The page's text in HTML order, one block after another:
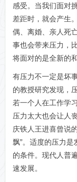
感受。当我们面对
差距时，就会产生
偶、离婚、亲人死
事也会带来压力，
将面对的是全新的
有压力不一定是坏
的教授研究发现，
若一个人在工作学
压力太大也会让人
庆铁人王进喜曾说
飘”。适度的压力
的条件。现代人普
速发展。